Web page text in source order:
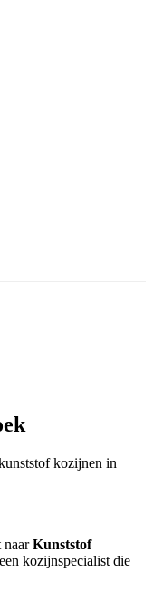
kozijnen in
naarKunststof
kozijnspecialist die